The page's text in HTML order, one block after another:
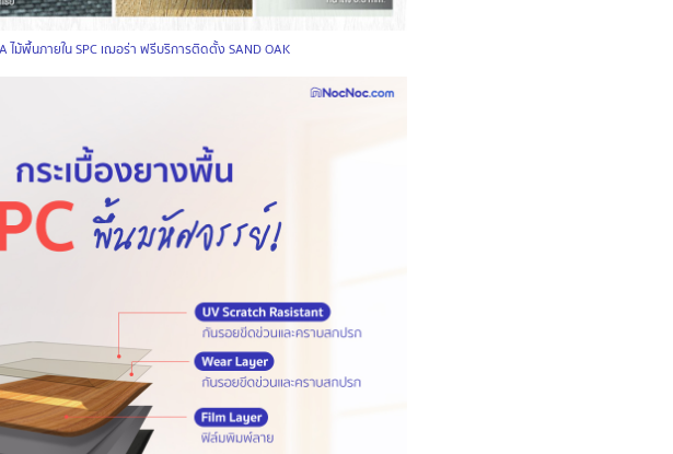
ไม้พื้นภายใน SPC เฌอร่า ฟรีบริการติดตั้ง SAND OAK